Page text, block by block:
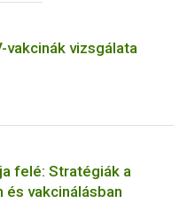
vakcinák vizsgálata
felé: Stratégiák a
vakcinálásban